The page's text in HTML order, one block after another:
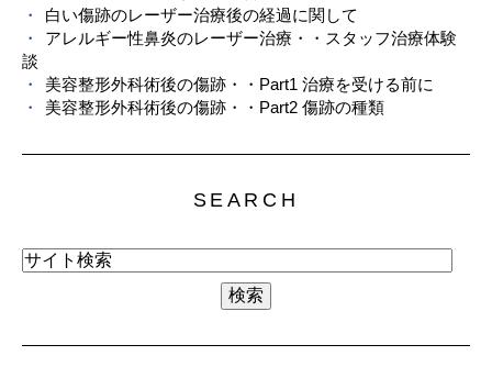
白い傷跡のレーザー治療後の経過に関して
アレルギー性鼻炎のレーザー治療・・スタッフ治療体験
談
美容整形外科術後の傷跡・・Part1 治療を受ける前に
美容整形外科術後の傷跡・・Part2 傷跡の種類
SEARCH